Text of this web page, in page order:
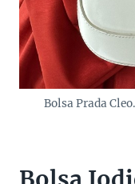
Bolsa Prada Cleo.